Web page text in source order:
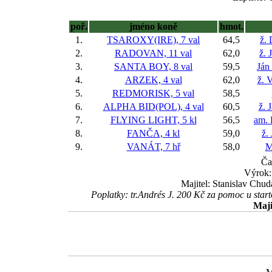
poř. jméno koně
hmot.
1.
TSAROXY(IRE), 7 val 64,5
ž.
2.
RADOVAN, 11 val 62,0
ž.
3.
SANTA BOY, 8 val 59,5
4.
ARZEK, 4 val 62,0
ž.
5.
REDMORISK, 5 val 58,5
6.
ALPHA BID(POL), 4 val 60,5
ž.
7.
FLYING LIGHT, 5 kl 56,5
am.
8.
FANČA, 4 kl 59,0
ž.
9.
VANÁT, 7 hř 58,0
Výrok:
Majitel: Stanislav
Poplatky: tr.Andrés J. 200 Kč za pomoc u